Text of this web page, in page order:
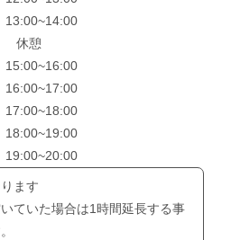
休憩
ます
ていた場合は1時間延長する事